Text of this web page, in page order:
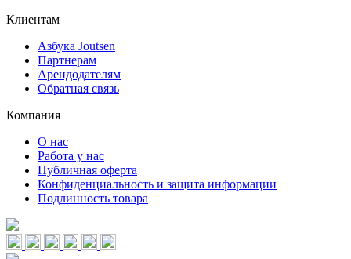
Клиентам
Азбука Joutsen
Партнерам
Арендодателям
Обратная связь
Компания
О нас
Работа у нас
Публичная оферта
Конфиденциальность и защита информации
Подлинность товара